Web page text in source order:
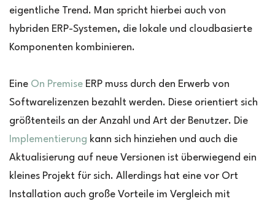
eigentliche Trend. Man spricht hierbei auch von
hybriden ERP-Systemen, die lokale und cloudbasierte
Komponenten kombinieren.
Eine On Premise ERP muss durch den Erwerb von
Softwarelizenzen bezahlt werden. Diese orientiert sich
größtenteils an der Anzahl und Art der Benutzer. Die
Implementierung kann sich hinziehen und auch die
Aktualisierung auf neue Versionen ist überwiegend ein
kleines Projekt für sich. Allerdings hat eine vor Ort
Installation auch große Vorteile im Vergleich mit